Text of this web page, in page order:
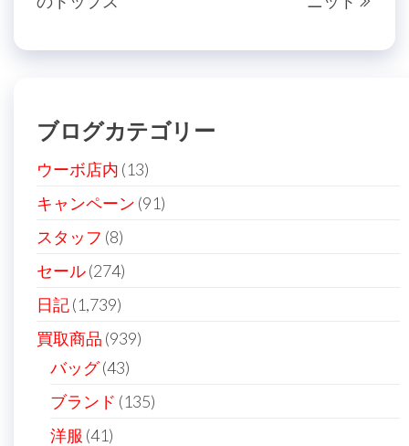
ナ
ビ
シ
ョ
ン
の
ブログカテゴリー
ウーボ店内 (13)
キャンペーン (91)
スタッフ (8)
セール(274)
日記(1,739)
買取商品 (939)
バッグ(43)
ブランド (135)
洋服 (41)